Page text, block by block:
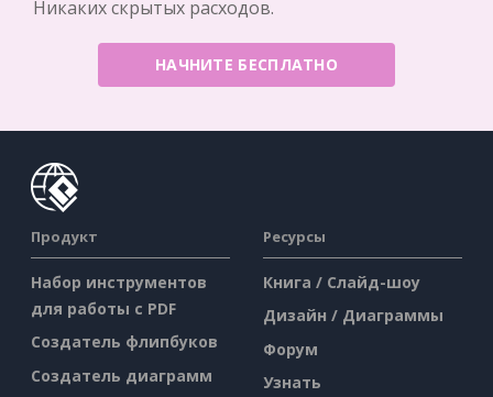
Никаких скрытых расходов.
НАЧНИТЕ БЕСПЛАТНО
Продукт
Набор инструментов
для работы с PDF
Создатель флипбуков
Создатель диаграмм
Ресурсы
Книга / Слайд-шоу
Дизайн / Диаграммы
Форум
Узнать